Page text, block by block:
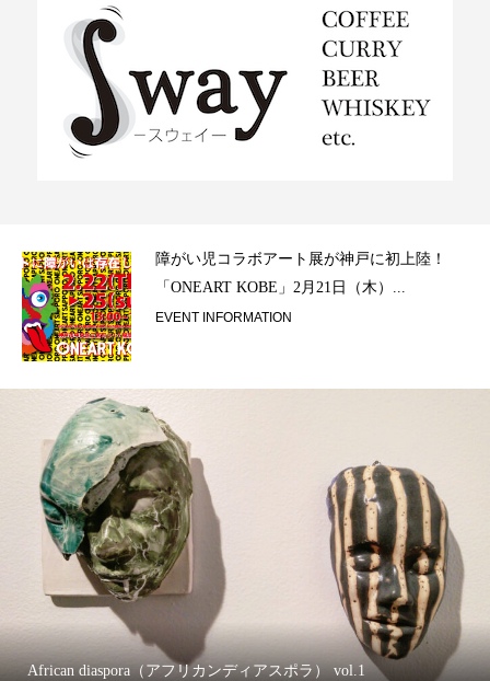
障がい児コラボアート展が神戸に初上陸！
「ONEART KOBE」2月21日（木）...
EVENT INFORMATION
African diaspora（アフリカンディアスポラ） vol.1